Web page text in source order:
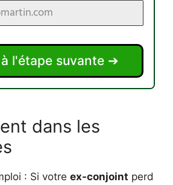
à l'étape suvante ➔
dans les
: Si votre ex-conjoint perd